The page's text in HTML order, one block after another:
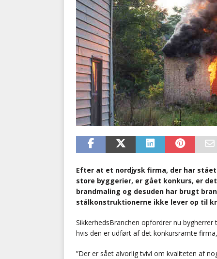
Efter at et nordjysk firma, der har
store byggerier, er gået konkurs, er
brandmaling og desuden har brugt
stålkonstruktionerne ikke lever op til
SikkerhedsBranchen opfordrer nu
hvis den er udført af det konkursramte
”Der er sået alvorlig tvivl om kvaliteten af